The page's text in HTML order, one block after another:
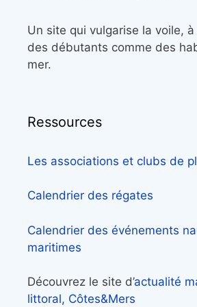
Un site qui vulgarise la voile,
des débutants comme des
mer.
Ressources
Les associations et clubs de
Calendrier des régates
Calendrier des événements
maritimes
Découvrez le site d’actualité
littoral, Côtes&Mers